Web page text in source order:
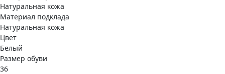
Натуральная кожа
Материал подклада
Натуральная кожа
Цвет
Белый
Размер обуви
36